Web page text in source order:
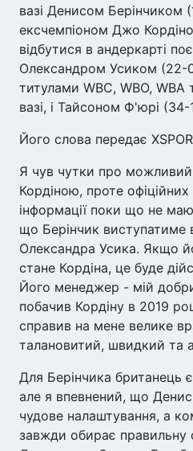
вазі Денисом Берінчиком
ексчемпіоном Джо
відбутися в андеркарті
Олександром Усиком (22-
титулами WBC, WBO, WBA
вазі, і Тайсоном Ф'юрі
Його слова передає
Я чув чутки про
Кордіною, проте офіційних
інформації поки що не
що Берінчик виступатиме
Олександра Усика. Якщо
стане Кордіна, це буде
Його менеджер - мій
побачив Кордіну в 2019
справив на мене велике
талановитий, швидкий та
Для Берінчика британець
але я впевнений, що
чудове налаштування, а
завжди обирає правильну